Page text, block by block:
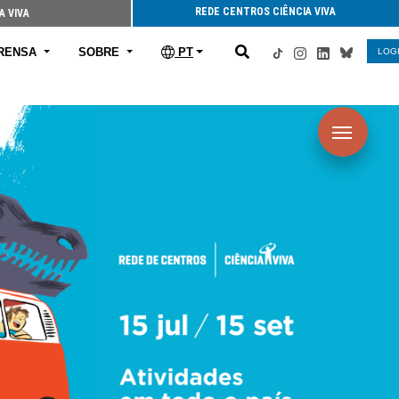
VIVA REDE CENTROS CIÊNCIA VIVA
SOBRE PT